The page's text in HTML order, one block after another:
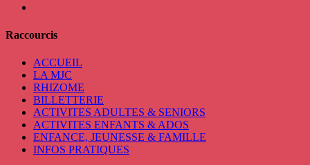
Raccourcis
ACCUEIL
LA MJC
RHIZOME
BILLETTERIE
ACTIVITES ADULTES & SENIORS
ACTIVITES ENFANTS & ADOS
ENFANCE, JEUNESSE & FAMILLE
INFOS PRATIQUES